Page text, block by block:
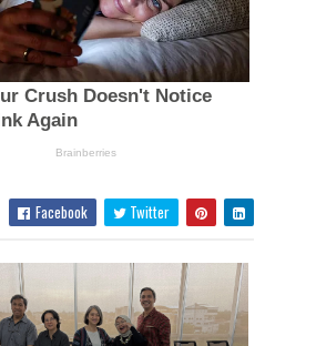
Facebook Twitter